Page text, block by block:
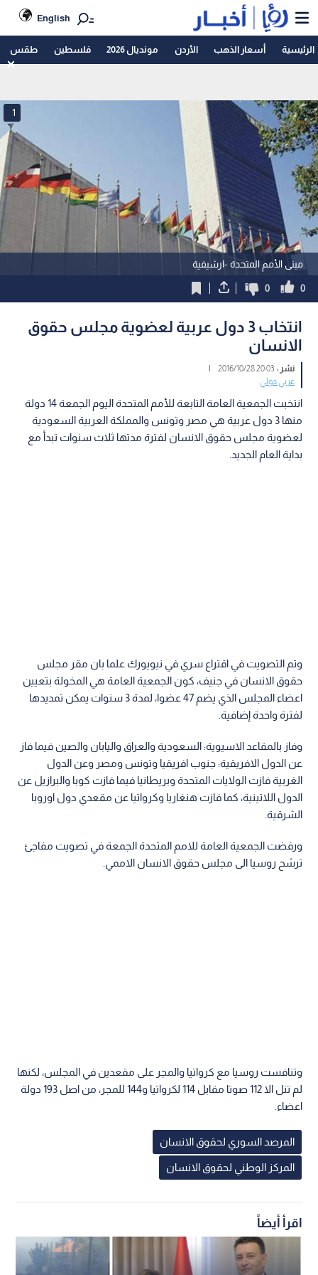
English
الرئيسية أسعار الذهب الأردن مونديال 2026 فلسطين طقس
مبنى الأمم المتحدة -ارشيفية
1
0
0
انتخاب 3 دول عربية لعضوية مجلس حقوق
الانسان
نشر :20:03 2016/10/28
|
عربي دولي
انتخبت الجمعية العامة التابعة للأمم المتحدة اليوم الجمعة 14 دولة
منها 3 دول عربية هي مصر وتونس والمملكة العربية السعودية
لعضوية مجلس حقوق الانسان لفترة مدتها ثلاث سنوات تبدأ مع
بداية العام الجديد.
وتم التصويت في اقتراع سري في نيويورك علما بان مقر مجلس
حقوق الانسان في جنيف، كون الجمعية العامة هي المخولة بتعيين
اعضاء المجلس الذي يضم 47 عضوا، لمدة 3 سنوات يمكن تمديدها
لفترة واحدة إضافية.
وفاز بالمقاعد الاسيوية: السعودية والعراق واليابان والصين فيما فاز
عن الدول الافريقية: جنوب افريقيا وتونس ومصر وعن الدول
الغربية فازت الولايات المتحدة وبريطانيا فيما فازت كوبا والبرازيل عن
الدول اللاتينية، كما فازت هنغاريا وكرواتيا عن مقعدي دول اوروبا
الشرقية.
ورفضت الجمعية العامة للامم المتحدة الجمعة في تصويت مفاجئ
ترشح روسيا الى مجلس حقوق الانسان الاممي.
وتنافست روسيا مع كرواتيا والمجر على مقعدين في المجلس، لكنها
لم تنل الا 112 صوتا مقابل 114 لكرواتيا و144 للمجر، من اصل 193 دولة
اعضاء.
المرصد السوري لحقوق الانسان
المركز الوطني لحقوق الانسان
اقرأ أيضاً